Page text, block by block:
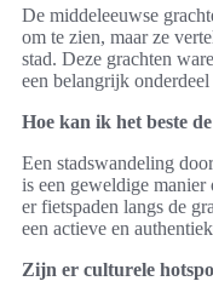
De middeleeuwse
om te zien, maar ze
stad. Deze grachten
een belangrijk
Hoe kan ik het beste
Een stadswandeling
is een geweldige
er fietspaden langs de
een actieve en
Zijn er culturele